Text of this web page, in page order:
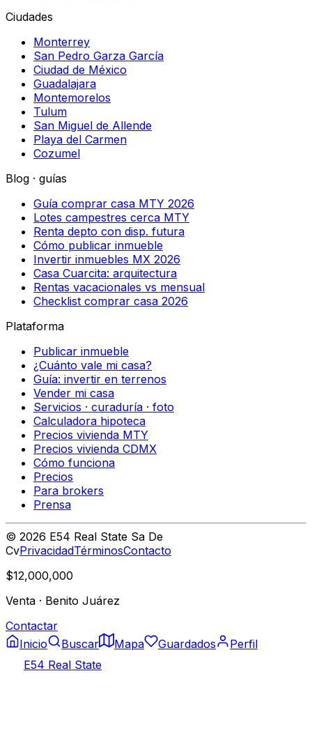
Ciudades
Monterrey
San Pedro Garza García
Ciudad de México
Guadalajara
Montemorelos
Tulum
San Miguel de Allende
Playa del Carmen
Cozumel
Blog · guías
Guía comprar casa MTY 2026
Lotes campestres cerca MTY
Renta depto con disp. futura
Cómo publicar inmueble
Invertir inmuebles MX 2026
Casa Cuarcita: arquitectura
Rentas vacacionales vs mensual
Checklist comprar casa 2026
Plataforma
Publicar inmueble
¿Cuánto vale mi casa?
Guía: invertir en terrenos
Vender mi casa
Servicios · curaduría · foto
Calculadora hipoteca
Precios vivienda MTY
Precios vivienda CDMX
Cómo funciona
Precios
Para brokers
Prensa
© 2026 E54 Real State Sa De
CvPrivacidadTérminosContacto
$12,000,000
Venta · Benito Juárez
Contactar
Inicio
Buscar Mapa Guardados
Perfil
E54 Real State